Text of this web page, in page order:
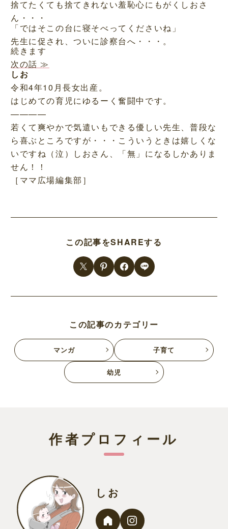
捨てたくても捨てきれない羞恥心にもがくしおさ
ん・・・
「ではそこの台に寝そべってくださいね」
先生に促され、ついに診察台へ・・・。
続きます
次の話 ≫
しお
令和4年10月長女出産。
はじめての育児にゆるーく奮闘中です。
————
若くて爽やかで気遣いもできる優しい先生、普段な
ら喜ぶところですが・・・こういうときは嬉しくな
いですね（泣）しおさん、「無」になるしかありま
せん！！
［ママ広場編集部］
この記事をSHAREする
この記事のカテゴリー
マンガ 子育て
幼児
作者プロフィール
しお